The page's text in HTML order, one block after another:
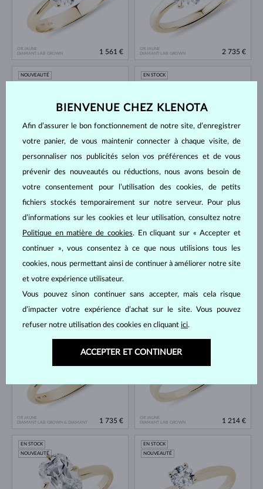
OR JAUNE
DIAMANT LAB GROWN
1 561 €
OR JAUNE
DIAMANT LAB GROWN
2 735 €
OR JAUNE
DIAMANT LAB GROWN
NOUVEAUTÉ
1 996 €
OR JAUNE
DIAMANT LAB GROWN
EN STOCK
2 170 €
OR JAUNE
DIAMANT LAB GROWN
EN STOCK
866 €
OR JAUNE
DIAMANT LAB GROWN
1 300 €
OR JAUNE
DIAMANT LAB GROWN & DIAMANT
EN STOCK
1 735 €
OR JAUNE
DIAMANT LAB GROWN
EN STOCK
1 214 €
EN STOCK
NOUVEAUTÉ
EN STOCK
NOUVEAUTÉ
BIENVENUE CHEZ KLENOTA
Afin d’assurer le bon fonctionnement de notre site, d’enregistrer
votre panier, de vous maintenir connecter à chaque visite, de
personnaliser nos publicités selon vos préférences et de vous
prévenir des nouveautés ou réductions, nous avons besoin de
votre consentement pour l’utilisation des cookies, de petits
fichiers stockés temporairement sur notre serveur. Pour plus
d’informations sur les cookies et leur utilisation, consultez notre
Politique en matière de cookies. En cliquant sur « Accepter et
continuer », vous consentez à ce que nous utilisions tous les
cookies, nous permettant ainsi de continuer à améliorer notre site
et votre expérience utilisateur.
Vous pouvez sinon continuer sans accepter, mais cela risque
d’impacter votre expérience d’achat sur le site. Vous pouvez
refuser notre utilisation des cookies en cliquant ici.
ACCEPTER ET CONTINUER